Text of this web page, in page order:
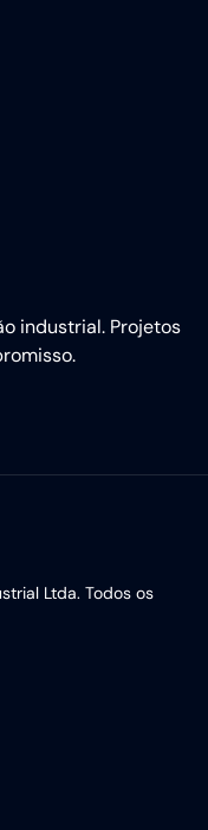
industrial. Projetos
Ltda. Todos os